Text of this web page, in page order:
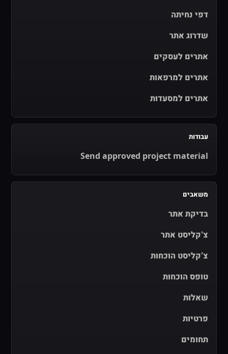
דפי נחיתה
שדרוג אתר
אתרים לעסקים
אתרים למרפאות
אתרים למסעדות
עבודות
Send approved project material
משאבים
בדיקת אתר
צ'קליסט אתר
צ'קליסט הוכחות
טופס הוכחות
שאלות
פרטיות
תחומים